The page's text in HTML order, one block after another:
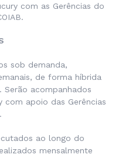
com as Gerências do
sob demanda,
de forma híbrida
acompanhados
apoio das Gerências
ao longo do
mensalmente